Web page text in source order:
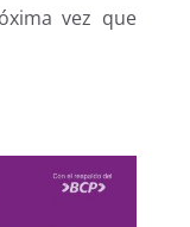
vez que